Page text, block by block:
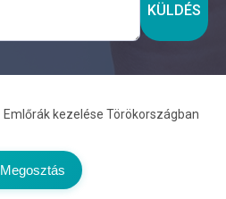
KÜLDÉS
Emlőrák kezelése Törökországban
Megosztás